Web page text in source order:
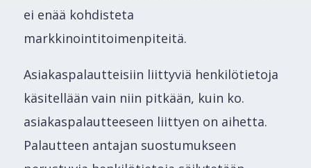
ei enää kohdisteta
markkinointitoimenpiteitä.
Asiakaspalautteisiin liittyviä henkilötietoja
käsitellään vain niin pitkään, kuin ko.
asiakaspalautteeseen liittyen on aihetta.
Palautteen antajan suostumukseen